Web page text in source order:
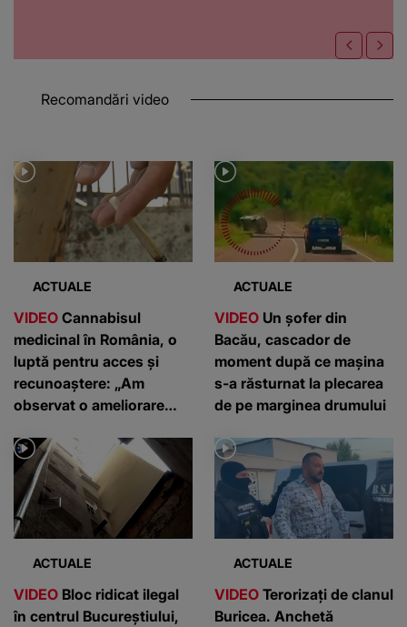
Recomandări video
ACTUALE
VIDEO Cannabisul
medicinal în România, o
luptă pentru acces și
recunoaștere: „Am
observat o ameliorare
ACTUALE
VIDEO Un șofer din
Bacău, cascador de
moment după ce mașina
s-a răsturnat la plecarea
de pe marginea drumului
ACTUALE
VIDEO Bloc ridicat ilegal
în centrul Bucureștiului,
ACTUALE
VIDEO Terorizați de clanul
Buricea. Anchetă